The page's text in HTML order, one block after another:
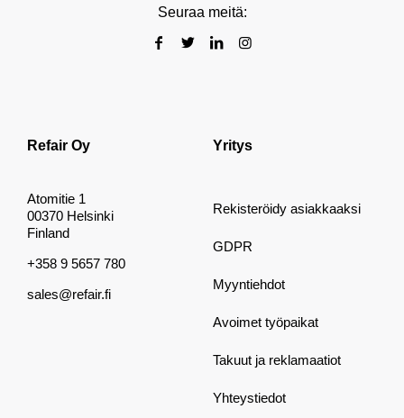
Seuraa meitä:
Refair Oy
Atomitie 1
00370 Helsinki
Finland
+358 9 5657 780
sales@refair.fi
Yritys
Rekisteröidy asiakkaaksi
GDPR
Myyntiehdot
Avoimet työpaikat
Takuut ja reklamaatiot
Yhteystiedot